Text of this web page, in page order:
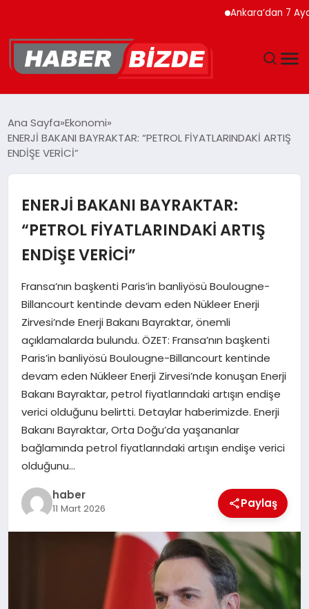
Ankara’dan 7 Ayda
YAŞAM
MAGAZIN
SPOR
TEKNOLOJI
Ana Sayfa Ekonomi
ENERJİ BAKANI BAYRAKTAR: “PETROL FİYATLARINDAKİ ARTIŞ
ENDİŞE VERİCİ”
ENERJİ BAKANI BAYRAKTAR:
“PETROL FİYATLARINDAKİ ARTIŞ
ENDİŞE VERİCİ”
Fransa’nın başkenti Paris’in banliyösü Boulougne-
Billancourt kentinde devam eden Nükleer Enerji
Zirvesi’nde Enerji Bakanı Bayraktar, önemli
açıklamalarda bulundu. ÖZET: Fransa’nın başkenti
Paris’in banliyösü Boulougne-Billancourt kentinde
devam eden Nükleer Enerji Zirvesi’nde konuşan Enerji
Bakanı Bayraktar, petrol fiyatlarındaki artışın endişe
verici olduğunu belirtti. Detaylar haberimizde. Enerji
Bakanı Bayraktar, Orta Doğu’da yaşananlar
bağlamında petrol fiyatlarındaki artışın endişe verici
olduğunu…
haber
11 Mart 2026 Paylaş